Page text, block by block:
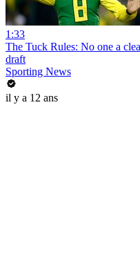
1:33
The Tuck Rules: No one a
draft
Sporting News
il y a 12 ans